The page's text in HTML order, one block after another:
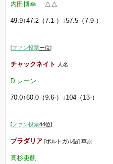
内田博幸 △△
49.9↑47.2（7.1-）↓57.5（7.9-）
[ファン投票ー位]
チャックネイト 人名
D.レーン
70.0↑60.0（9.6-）↓104（13-）
[ファン投票44位]
プラダリア [ポルトガル語] 草原
高杉吏麒